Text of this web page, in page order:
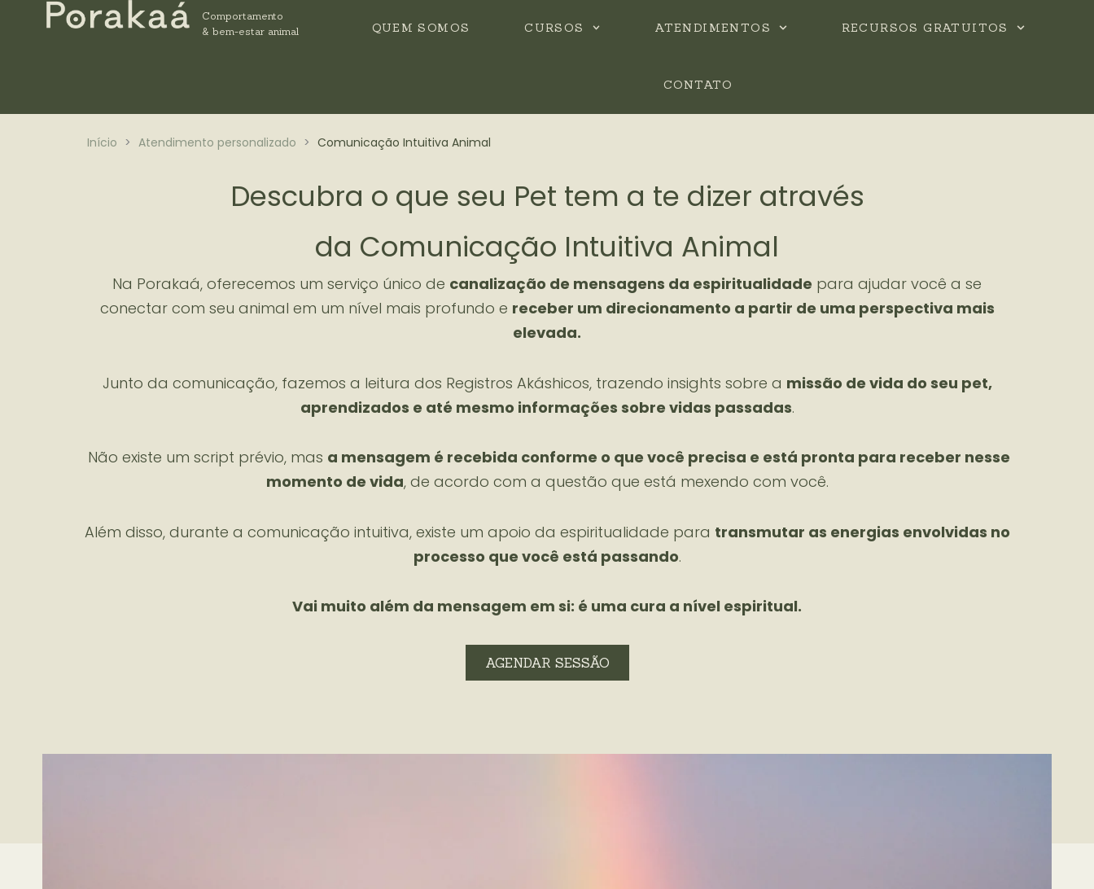
Comportamento
& bem-estar animal
QUEM SOMOS CURSOS ATENDIMENTOS RECURSOS GRATUITOS
CONTATO
Início > Atendimento personalizado > Comunicação Intuitiva Animal
Descubra o que seu Pet tem a te dizer através
da Comunicação Intuitiva Animal
Na Porakaá, oferecemos um serviço único de canalização de mensagens da espiritualidade para ajudar você a se
conectar com seu animal em um nível mais profundo e receber um direcionamento a partir de uma perspectiva mais
elevada.
Junto da comunicação, fazemos a leitura dos Registros Akáshicos, trazendo insights sobre a missão de vida do seu pet,
aprendizados e até mesmo informações sobre vidas passadas.
Não existe um script prévio, mas a mensagem é recebida conforme o que você precisa e está pronta para receber nesse
momento de vida, de acordo com a questão que está mexendo com você.
Além disso, durante a comunicação intuitiva, existe um apoio da espiritualidade para transmutar as energias envolvidas no
processo que você está passando.
Vai muito além da mensagem em si: é uma cura a nível espiritual.
AGENDAR SESSÃO